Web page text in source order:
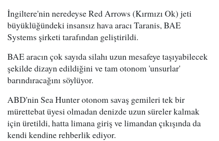
İngiltere'nin neredeyse Red Arrows (Kırmızı Ok) jeti
büyüklüğündeki insansız hava aracı Taranis, BAE
Systems şirketi tarafından geliştirildi.
BAE aracın çok sayıda silahı uzun mesafeye taşıyabilecek
şekilde dizayn edildiğini ve tam otonom 'unsurlar'
barındıracağını söylüyor.
ABD'nin Sea Hunter otonom savaş gemileri tek bir
mürettebat üyesi olmadan denizde uzun süreler kalmak
için üretildi, hatta limana giriş ve limandan çıkışında da
kendi kendine rehberlik ediyor.